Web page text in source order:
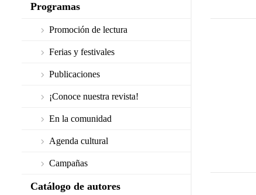
Programas
Promoción de lectura
Ferias y festivales
Publicaciones
¡Conoce nuestra revista!
En la comunidad
Agenda cultural
Campañas
Catálogo de autores